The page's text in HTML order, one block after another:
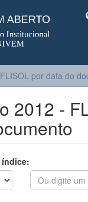
por data do
2012 -